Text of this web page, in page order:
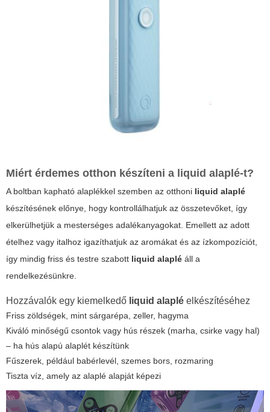
Miért érdemes otthon készíteni a liquid alaplé-t?
A boltban kapható alaplékkel szemben az otthoni liquid alaplé
készítésének előnye, hogy kontrollálhatjuk az összetevőket, így
elkerülhetjük a mesterséges adalékanyagokat. Emellett az adott
ételhez vagy italhoz igazíthatjuk az aromákat és az ízkompozíciót,
így mindig friss és testre szabott liquid alaplé áll a
rendelkezésünkre.
Hozzávalók egy kiemelkedő liquid alaplé elkészítéséhez
Friss zöldségek, mint sárgarépa, zeller, hagyma
Kiváló minőségű csontok vagy hús részek (marha, csirke vagy hal)
– ha hús alapú alaplét készítünk
Fűszerek, például babérlevél, szemes bors, rozmaring
Tiszta víz, amely az alaplé alapját képezi